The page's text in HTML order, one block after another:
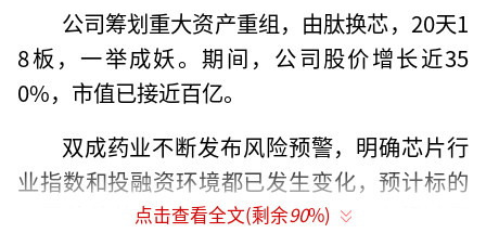
公司筹划重大资产重组，由肽换芯，20天1
8板，一举成妖。期间，公司股价增长近35
0%，市值已接近百亿。
双成药业不断发布风险预警，明确芯片行
业指数和投融资环境都已发生变化，预计标的
公司估值将低于前次融资估值，不会超过百
点击查看全文(剩余90%)